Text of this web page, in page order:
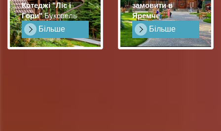
Котеджі "Ліс і
Гори"Буковель
Більше
замовити в
Яремче
Більше